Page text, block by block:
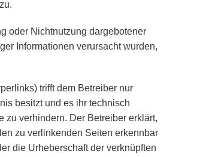
oder Nichtnutzung dargebotener
Informationen verursacht wurden,
trifft dem Betreiber nur
besitzt und es ihr technisch
zu verhindern. Der Betreiber erklärt,
zu verlinkenden Seiten erkennbar
die Urheberschaft der verknüpften